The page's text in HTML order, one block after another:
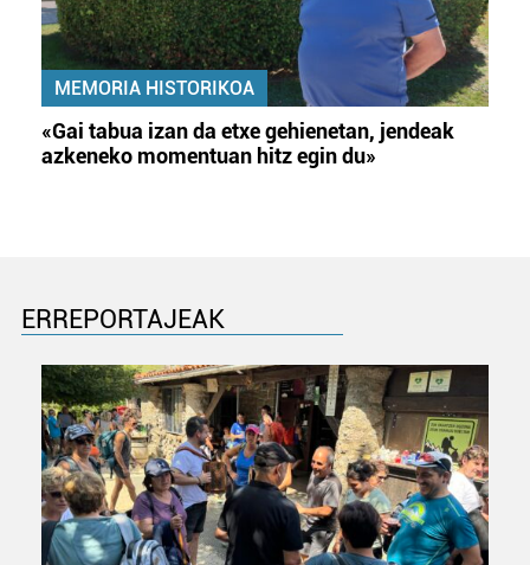
MEMORIA HISTORIKOA
«Gai tabua izan da etxe gehienetan, jendeak
azkeneko momentuan hitz egin du»
ERREPORTAJEAK